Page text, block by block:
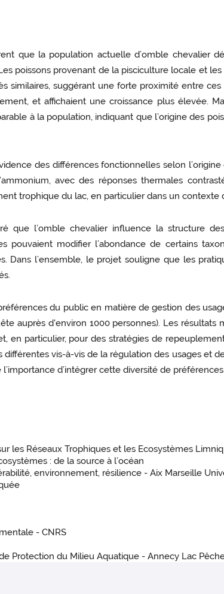
que la population actuelle d’omble chevalier
poissons provenant de la pisciculture locale et
similaires, suggérant une forte proximité entre
et affichaient une croissance plus élevée.
à la population, indiquant que l’origine des
des différences fonctionnelles selon
avec des réponses thermales
trophique du lac, en particulier dans un contexte
que l’omble chevalier influence la structure
pouvaient modifier l’abondance de certains
Dans l’ensemble, le projet souligne que les
du public en matière de gestion des
auprès d'environ 1000 personnes). Les
en particulier, pour des stratégies de
vis-à-vis de la régulation des usages et
d’intégrer cette diversité de
les Réseaux Trophiques et les Ecosystèmes
: de la source à l’océan
environnement, résilience - Aix Marseille
- CNRS
Protection du Milieu Aquatique - Annecy Lac